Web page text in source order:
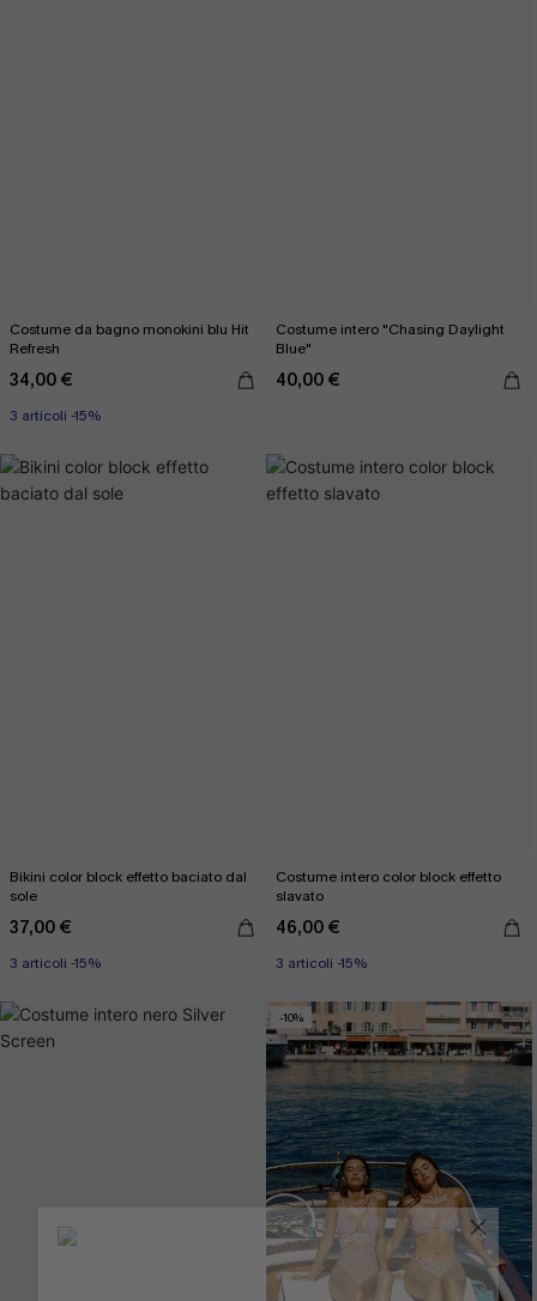
Costume da bagno monokini blu Hit
Refresh
34,00 €
3 articoli -15%
Costume intero "Chasing Daylight
Blue"
40,00 €
Bikini color block effetto baciato dal
sole
37,00 €
3 articoli -15%
Costume intero color block effetto
slavato
46,00 €
3 articoli -15%
-10%